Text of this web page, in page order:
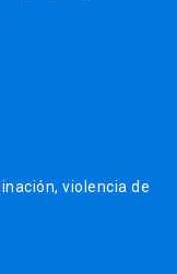
violencia de